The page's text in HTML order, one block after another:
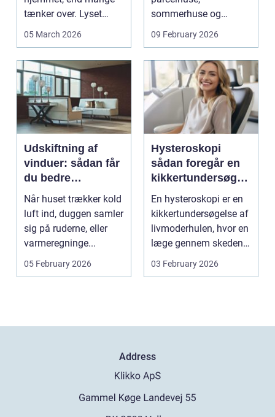
tænker over. Lyset
falder anderledes ind,
05 March 2026
sommerhuse og
mindre erhverv i
Odsherred. Mang...
09 February 2026
Udskiftning af
vinduer: sådan får
du bedre
indeklima og
lavere
varmeregning
Når huset trækker kold
luft ind, duggen samler
sig på ruderne, eller
varmeregninge...
05 February 2026
Hysteroskopi
sådan foregår en
kikkertundersøgel
se af livmoderen
En hysteroskopi er en
kikkertundersøgelse af
livmoderhulen, hvor en
læge gennem skeden
og livmoderha...
03 February 2026
Address